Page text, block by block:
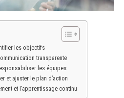
les objectifs
transparente
les équipes
et ajuster le plan d’action
et l’apprentissage continu